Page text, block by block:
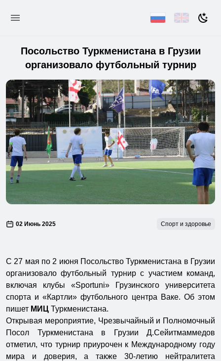
Посольство Туркменистана в Грузии
организовало футбольный турнир
02 Июнь 2025 Спорт и здоровье
С 27 мая по 2 июня Посольство Туркменистана в Грузии
организовало футбольный турнир с участием команд,
включая клубы «Sportuni» Грузинского университета
спорта и «Картли» футбольного центра Ваке. Об этом
пишет МИЦ Туркменистана.
Открывая мероприятие, Чрезвычайный и Полномочный
Посол Туркменистана в Грузии Д.Сейитмаммедов
отметил, что турнир приурочен к Международному году
мира и доверия, а также 30-летию нейтралитета